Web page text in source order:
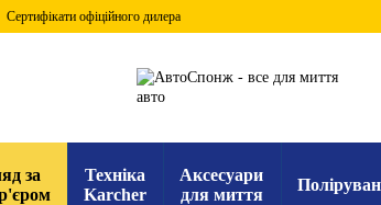
Сертифікати офіційного дилера
за
Техніка
Karcher
Аксесуари
для миття